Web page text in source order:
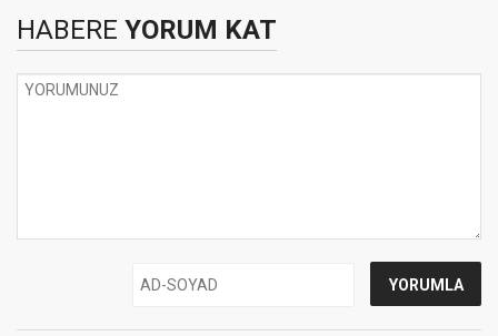
HABERE YORUM KAT